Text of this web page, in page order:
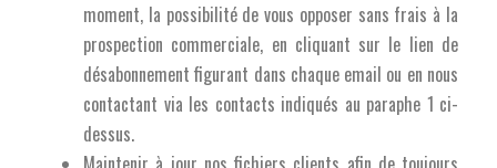
moment, la possibilité de vous opposer sans frais à la
prospection commerciale, en cliquant sur le lien de
désabonnement figurant dans chaque email ou en nous
contactant via les contacts indiqués au paraphe 1 ci-
dessus.